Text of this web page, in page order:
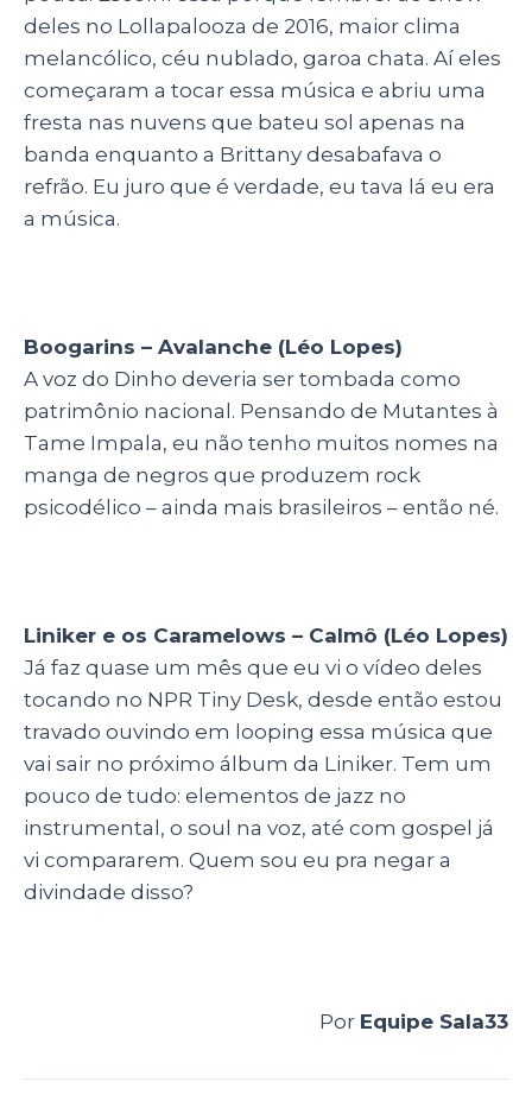
deles no Lollapalooza de 2016, maior clima
melancólico, céu nublado, garoa chata. Aí eles
começaram a tocar essa música e abriu uma
fresta nas nuvens que bateu sol apenas na
banda enquanto a Brittany desabafava o
refrão. Eu juro que é verdade, eu tava lá eu era
a música.
Boogarins – Avalanche (Léo Lopes)
A voz do Dinho deveria ser tombada como
patrimônio nacional. Pensando de Mutantes à
Tame Impala, eu não tenho muitos nomes na
manga de negros que produzem rock
psicodélico – ainda mais brasileiros – então né.
Liniker e os Caramelows – Calmô (Léo Lopes)
Já faz quase um mês que eu vi o vídeo deles
tocando no NPR Tiny Desk, desde então estou
travado ouvindo em looping essa música que
vai sair no próximo álbum da Liniker. Tem um
pouco de tudo: elementos de jazz no
instrumental, o soul na voz, até com gospel já
vi compararem. Quem sou eu pra negar a
divindade disso?
Por Equipe Sala33